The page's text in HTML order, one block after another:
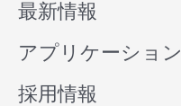
e
最新情報
アプリケーション
採用情報